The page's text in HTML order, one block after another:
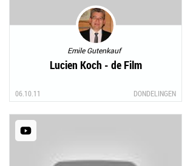
Emile Gutenkauf
Lucien Koch - de Film
06.10.11 DONDELINGEN